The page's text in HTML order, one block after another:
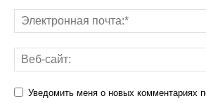
Уведомить меня о новых комментариях